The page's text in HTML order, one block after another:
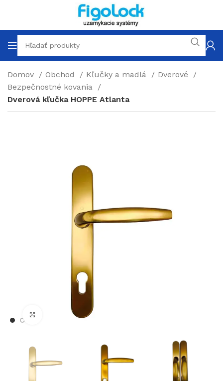
Domov Obchod Kľučky a madlá
Dverové
Bezpečnostné kovania
Dverová kľučka HOPPE Atlanta
Klikni pre zväčšenie